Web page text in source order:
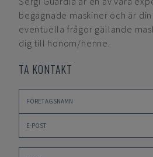
begagnade maskiner och är
eventuella frågor gällande
dig till honom/henne.
TA KONTAKT